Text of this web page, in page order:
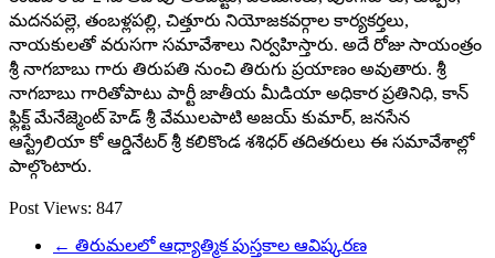
మదనపల్లె, తంబళ్లపల్లి, చిత్తూరు నియోజకవర్గాల కార్యకర్తలు,
నాయకులతో వరుసగా సమావేశాలు నిర్వహిస్తారు. అదే రోజు సాయంత్రం
శ్రీ నాగబాబు గారు తిరుపతి నుంచి తిరుగు ప్రయాణం అవుతారు. శ్రీ
నాగబాబు గారితోపాటు పార్టీ జాతీయ మీడియా అధికార ప్రతినిధి, కాన్
ఫ్లిక్ట్ మేనేజ్మెంట్ హెడ్ శ్రీ వేములపాటి అజయ్ కుమార్, జనసేన
ఆస్ట్రేలియా కో ఆర్డినేటర్ శ్రీ కలికొండ శశిధర్ తదితరులు ఈ సమావేశాల్లో
పాల్గొంటారు.
Post Views: 847
← తిరుమలలో ఆధ్యాత్మిక పుస్తకాల ఆవిష్కరణ